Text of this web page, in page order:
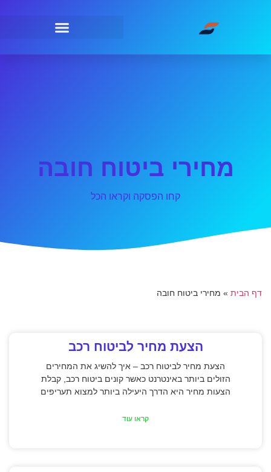
מחירי ביטוח חובה
קחו הפסקה וקראו הכל
דף הבית » מחירי ביטוח חובה
הצעת מחיר לביטוח רכב
הצעת מחיר לביטוח רכב – איך להשיג את המחירים
הזולים ביותר באינטרנט כאשר קונים ביטוח רכב, קבלת
הצעות מחיר היא הדרך היעילה ביותר למצוא תעריפים
קראו עוד